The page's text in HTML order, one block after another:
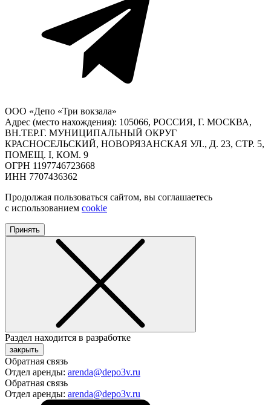
ООО «Депо «Три вокзала»
Адрес (место нахождения): 105066, РОССИЯ, Г. МОСКВА,
ВН.ТЕР.Г. МУНИЦИПАЛЬНЫЙ ОКРУГ
КРАСНОСЕЛЬСКИЙ, НОВОРЯЗАНСКАЯ УЛ., Д. 23, СТР. 5,
ПОМЕЩ. I, КОМ. 9
ОГРН 1197746723668
ИНН 7707436362
Продолжая пользоваться сайтом, вы соглашаетесь
с использованием cookie
Принять
Раздел находится в разработке
закрыть
Обратная связь
Отдел аренды: arenda@depo3v.ru
Обратная связь
Отдел аренды: arenda@depo3v.ru